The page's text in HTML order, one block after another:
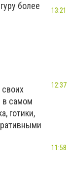
более
в самом
готики,
13:21
12:37
11:58